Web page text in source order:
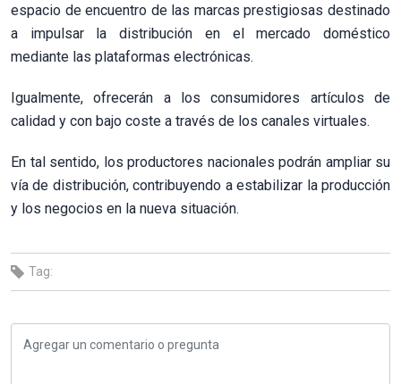
espacio de encuentro de las marcas prestigiosas destinado
a impulsar la distribución en el mercado doméstico
mediante las plataformas electrónicas.
Igualmente, ofrecerán a los consumidores artículos de
calidad y con bajo coste a través de los canales virtuales.
En tal sentido, los productores nacionales podrán ampliar su
vía de distribución, contribuyendo a estabilizar la producción
y los negocios en la nueva situación.
Tag: